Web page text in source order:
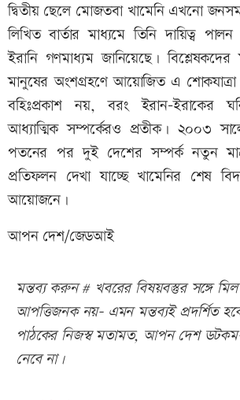
দ্বিতীয় ছেলে মোজতবা খামেনি এখনো
লিখিত বার্তার মাধ্যমে তিনি দায়িত্ব
ইরানি গণমাধ্যম জানিয়েছে।
মানুষের অংশগ্রহণে আয়োজিত এ
বহিঃপ্রকাশ নয়, বরং ইরান-ইরাকের
আধ্যাত্মিক সম্পর্কেরও প্রতীক। ২০০৩
পতনের পর দুই দেশের সম্পর্ক নতুন
প্রতিফলন দেখা যাচ্ছে খামেনির শেষ
আয়োজনে।
আপন দেশ/জেডআই
মন্তব্য করুন # খবরের বিষয়বস্তুর সঙ্গে
আপত্তিজনক নয়- এমন মন্তব্যই প্রদর্শিত
পাঠকের নিজস্ব মতামত, আপন দেশ
নেবে না।